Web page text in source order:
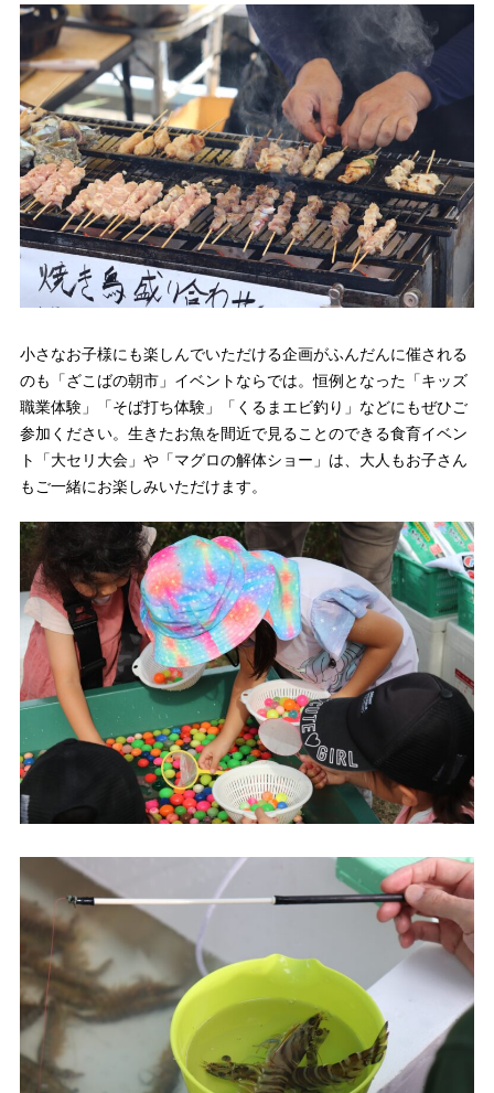
小さなお子様にも楽しんでいただける企画がふんだんに催される
のも「ざこばの朝市」イベントならでは。恒例となった「キッズ
職業体験」「そば打ち体験」「くるまエビ釣り」などにもぜひご
参加ください。生きたお魚を間近で見ることのできる食育イベン
ト「大セリ大会」や「マグロの解体ショー」は、大人もお子さん
もご一緒にお楽しみいただけます。